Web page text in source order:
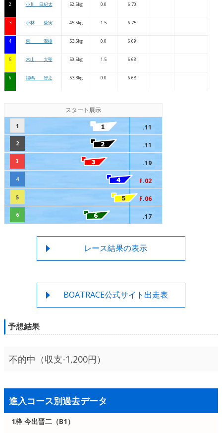
2 小川 日紀太 52.5kg 0.0 6.70
3 小林 愛実 45.5kg 1.5 6.75
4 東 潤樹 53.5kg 0.0 6.69
5 木山 大聖 50.5kg 1.5 6.68
6 福嶋 智之 53.3kg 0.0 6.68
スタート展示
1 .11
2 .11
3 .19
4 F.02
5 F.06
6 .17
レース結果の表示
BOATRACE公式サイト出走表
予想結果
不的中（収支-1,200円）
進入コース別過去データ
1枠 今出晋二（B1）